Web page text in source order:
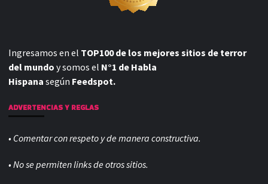
Ingresamos en el TOP100 de los mejores sitios de terror
del mundo y somos el N°1 de Habla
Hispana según Feedspot.
ADVERTENCIAS Y REGLAS
• Comentar con respeto y de manera constructiva.
• No se permiten links de otros sitios.